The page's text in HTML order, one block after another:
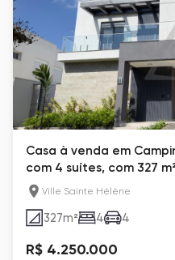
Casa à venda em
com 4 suítes, com 327
Ville Sainte Hélène
327m² 4 4
R$ 4.250.000